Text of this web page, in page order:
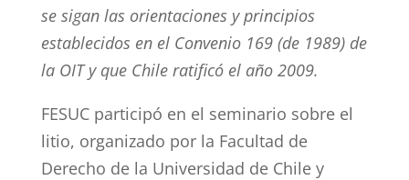
se sigan las orientaciones y principios
establecidos en el Convenio 169 (de 1989) de
la OIT y que Chile ratificó el año 2009.
FESUC participó en el seminario sobre el
litio, organizado por la Facultad de
Derecho de la Universidad de Chile y